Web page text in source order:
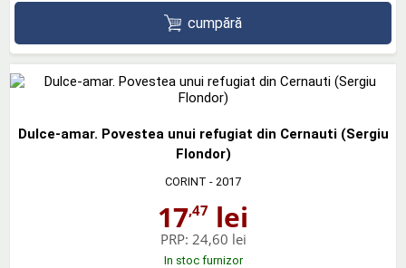
cumpără
Dulce-amar. Povestea unui refugiat din Cernauti (Sergiu
Flondor)
CORINT - 2017
17,47 lei
PRP: 24,60 lei
In stoc furnizor